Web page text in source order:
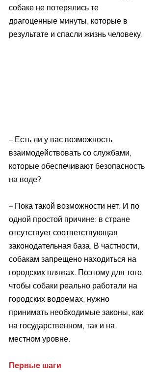
собаке не потерялись те
драгоценные минуты, которые в
результате и спасли жизнь человеку.
– Есть ли у вас возможность
взаимодействовать со службами,
которые обеспечивают безопасность
на воде?
– Пока такой возможности нет. И по
одной простой причине: в стране
отсутствует соответствующая
законодательная база. В частности,
собакам запрещено находиться на
городских пляжах. Поэтому для того,
чтобы собаки реально работали на
городских водоемах, нужно
принимать необходимые законы, как
на государственном, так и на
местном уровне.
Первые шаги